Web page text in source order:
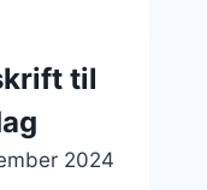
til
2024